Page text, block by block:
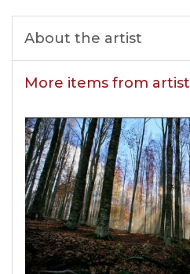
About the artist
More items from artist